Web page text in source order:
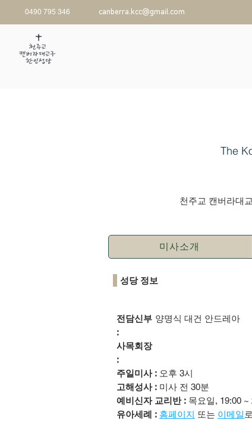
0490 795 346 canberra.kcc@gmail.com
The
천주교 캔버라대
미사소개
성당 정보
전담신부
:
양명식 대건 안드레아
사목회장
:
주일미사 : 오후 3시
고해성사 : 미사 전 30분
예비신자 교리반 : 목요일, 19:00 ~
유아세례 : 홈페이지 또는 이메일